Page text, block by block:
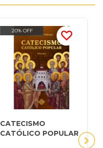
20% OFF
CATECISMO
CATÓLICO POPULAR